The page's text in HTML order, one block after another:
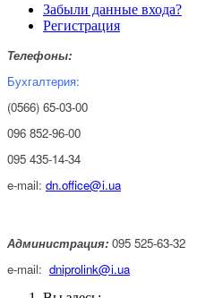
Забыли данные входа?
Регистрация
Телефоны:
Бухгалтерия:
(0566) 65-03-00
096 852-96-00
095 435-14-34
e-mail: dn.office@i.ua
Администрация: 095 525-63-32
e-mail: dniprolink@i.ua